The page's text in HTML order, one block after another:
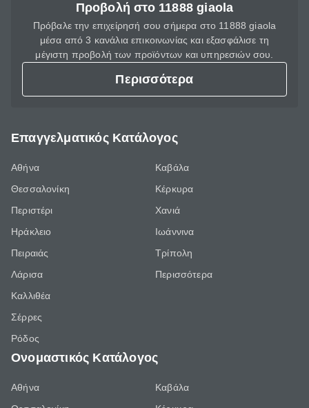
Προβολή στο 11888 giaola
Πρόβαλε την επιχείρησή σου σήμερα στο 11888 giaola
μέσα από 3 κανάλια επικοινωνίας και εξασφάλισε τη
μέγιστη προβολή των προϊόντων και υπηρεσιών σου.
Περισσότερα
Επαγγελματικός Κατάλογος
Αθήνα
Θεσσαλονίκη
Περιστέρι
Ηράκλειο
Πειραιάς
Λάρισα
Καλλιθέα
Σέρρες
Ρόδος
Καβάλα
Κέρκυρα
Χανιά
Ιωάννινα
Τρίπολη
Περισσότερα
Ονομαστικός Κατάλογος
Αθήνα
Καβάλα